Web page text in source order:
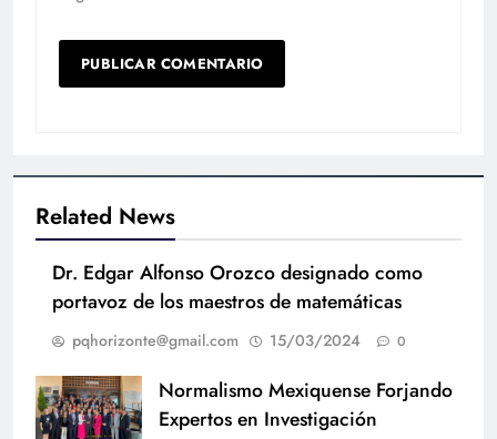
Related News
Dr. Edgar Alfonso Orozco designado como
portavoz de los maestros de matemáticas
pqhorizonte@gmail.com 15/03/2024 0
Normalismo Mexiquense Forjando
Expertos en Investigación